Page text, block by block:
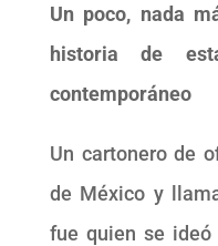
Un poco, nada
historia de
contemporáneo
Un cartonero de
de México y
fue quien se ideó